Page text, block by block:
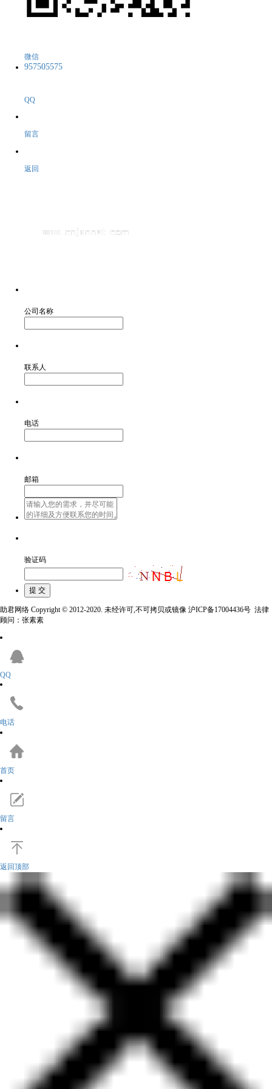
微信
957505575
QQ
留言
返回
公司名称
联系人
电话
邮箱
验证码
助君网络 Copyright © 2012-2020. 未经许可,不可拷贝或镜像 沪ICP备17004436号 法律
顾问：张素素
QQ
电话
首页
留言
返回顶部